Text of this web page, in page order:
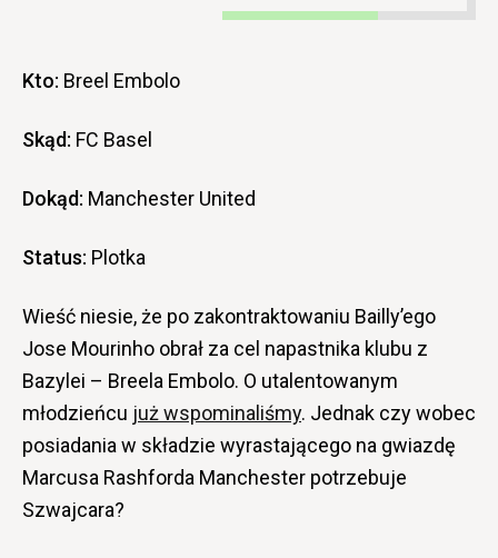
Kto: Breel Embolo
Skąd: FC Basel
Dokąd: Manchester United
Status: Plotka
Wieść niesie, że po zakontraktowaniu Bailly’ego
Jose Mourinho obrał za cel napastnika klubu z
Bazylei – Breela Embolo. O utalentowanym
młodzieńcu już wspominaliśmy. Jednak czy wobec
posiadania w składzie wyrastającego na gwiazdę
Marcusa Rashforda Manchester potrzebuje
Szwajcara?